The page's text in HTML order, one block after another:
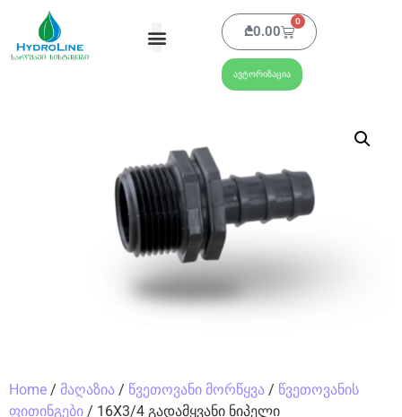
₾0.00
0
ავტორიზაცია
Home / მაღაზია / წვეთოვანი მორწყვა / წვეთოვანის
ფითინგები / 16X3/4 გადამყვანი ნიპელი